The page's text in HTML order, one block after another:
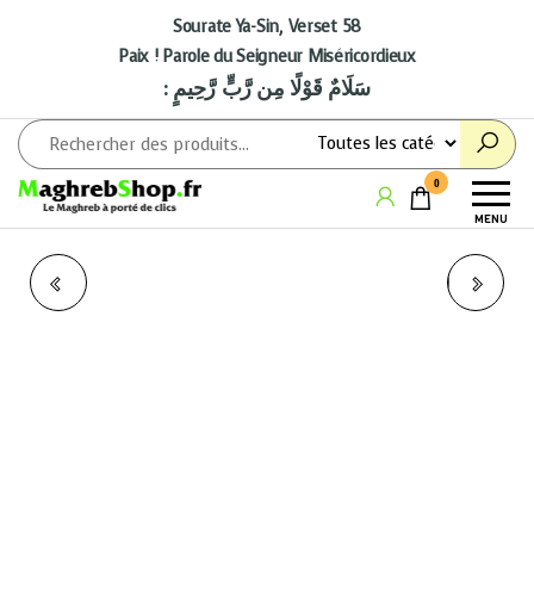
Sourate Ya-Sin, Verset 58
Paix ! Parole du Seigneur Miséricordieux
: سَلَامٌ قَوْلًا مِن رَّبٍّ رَّحِيمٍ
Maghrebshop
à porter
MENU
0
LE PROPHÈTE JOSEPH